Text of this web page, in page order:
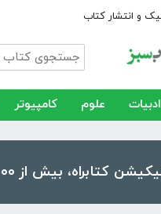
و انتشار کتاب
ادبیات علوم کامپیوتر
بیش از ۵۰،۰۰۰ کتاب، کتاب صوتی و رمان را در موبایل و تبلت خود داشته باشید!